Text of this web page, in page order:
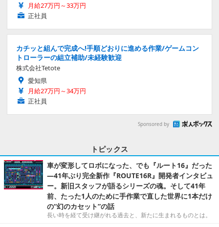
月給27万円～33万円
正社員
カチッと組んで完成へ!手順どおりに進める作業/ゲームコン
トローラーの組立補助/未経験歓迎
株式会社Tetote
愛知県
月給27万円～34万円
正社員
Sponsored by
トピックス
車が変形してロボになった、でも『ルート16』だった
―41年ぶり完全新作『ROUTE16R』開発者インタビュ
ー。新旧スタッフが語るシリーズの魂。そして41年
前、たった1人のために手作業で直した世界に1本だけ
の“幻のカセット”の話
長い時を経て受け継がれる過去と、新たに生まれるものとは。